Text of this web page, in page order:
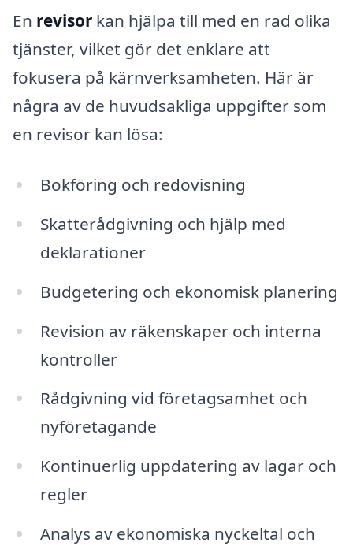
En revisor kan hjälpa till med en rad olika
tjänster, vilket gör det enklare att
fokusera på kärnverksamheten. Här är
några av de huvudsakliga uppgifter som
en revisor kan lösa:
Bokföring och redovisning
Skatterådgivning och hjälp med
deklarationer
Budgetering och ekonomisk planering
Revision av räkenskaper och interna
kontroller
Rådgivning vid företagsamhet och
nyföretagande
Kontinuerlig uppdatering av lagar och
regler
Analys av ekonomiska nyckeltal och